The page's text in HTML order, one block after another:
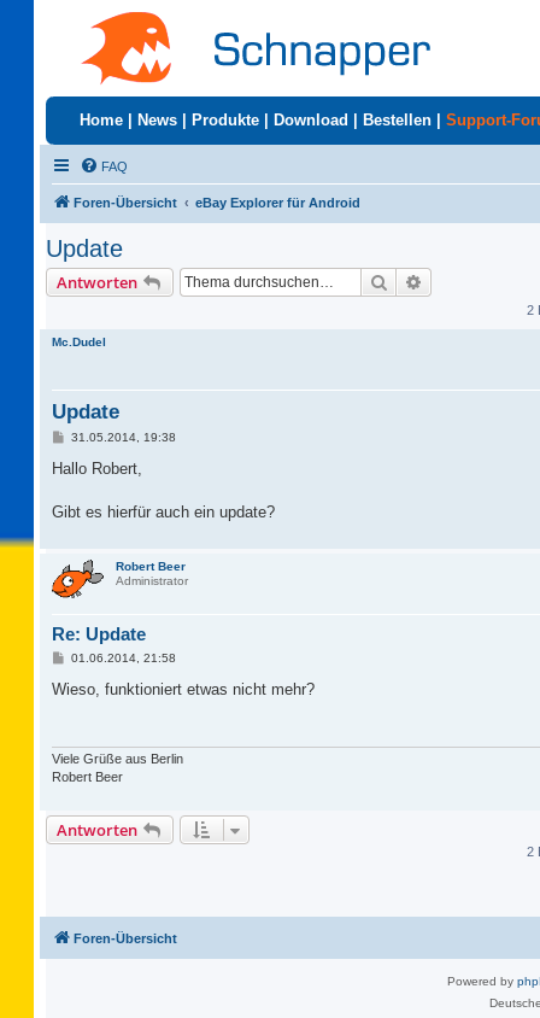
Home News Produkte Download Bestellen Support-
FAQ
Foren-Übersicht eBay Explorer für Android
Update
Antworten Suche
2
Mc.Dudel
Update
B
i
a
31.05.2014, 19:38
Hallo Robert,
Gibt es hierfür auch ein update?
Robert Beer
Administrator
Re: Update
B
i
01.06.2014, 21:58
Wieso, funktioniert etwas nicht mehr?
Viele Grüße aus Berlin
Robert Beer
Antworten
2
Foren-Übersicht
Powered by